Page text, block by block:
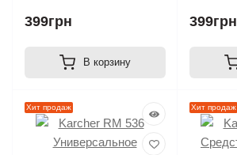
399грн
В корзину
399грн
Хит продаж Хит продаж